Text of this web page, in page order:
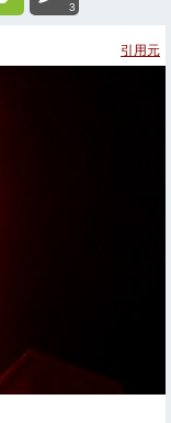
3
引用元